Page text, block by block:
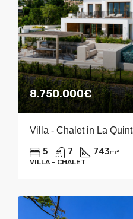
8.750.000€
Villa - Chalet in La
5 7 743m²
VILLA - CHALET